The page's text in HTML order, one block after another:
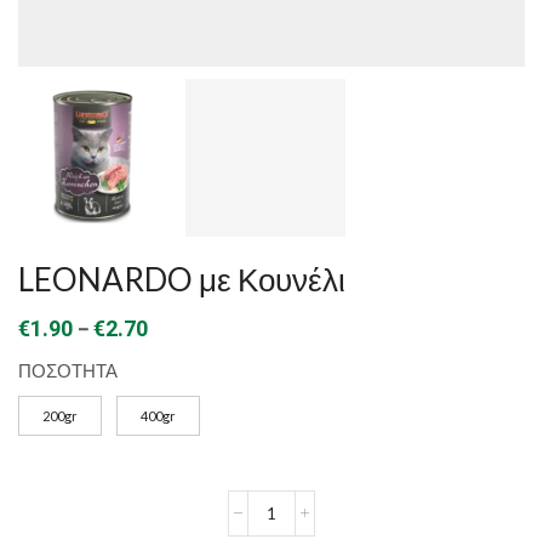
LEONARDO με Κουνέλι
€1.90 –€2.70Price
€1.90
through
ΠΟΣΟΤΗΤΑ
200gr 400gr